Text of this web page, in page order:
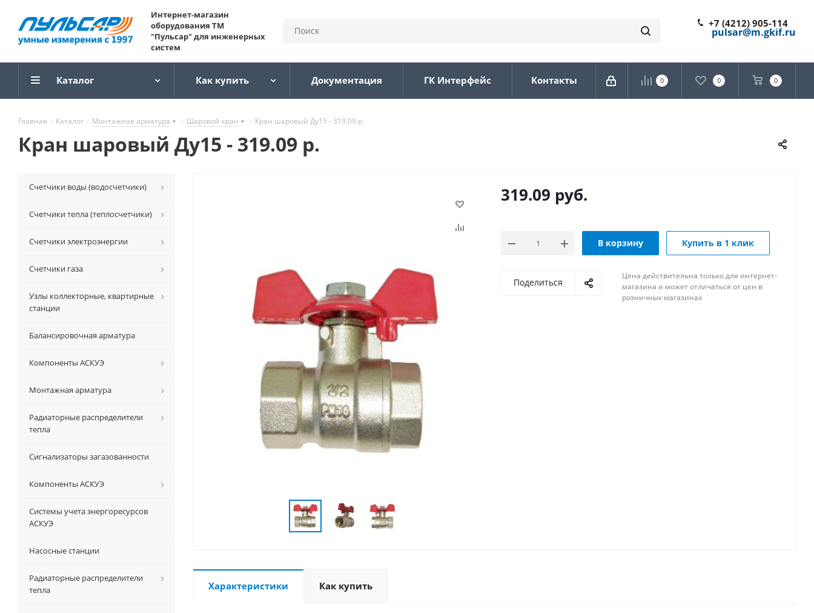
Интернет-магазин
оборудования ТМ
"Пульсар" для инженерных
систем
+7 (4212) 905-114
pulsar@m.gkif.ru
0 0 0
Каталог Как купить Документация ГК Интерфейс Контакты
Главная - Каталог - Монтажная арматура - Шаровой кран - Кран шаровый Ду15 - 319.09 р.
Кран шаровый Ду15 - 319.09 р.
319.09 руб.
В корзину Купить в 1 клик
Поделиться
Цена действительна только для интернет-
магазина и может отличаться от цен в
розничных магазинах
Характеристики Как купить
Счетчики воды (водосчетчики)
Счетчики тепла (теплосчетчики)
Счетчики электроэнергии
Счетчики газа
Узлы коллекторные, квартирные
станции
Балансировочная арматура
Компоненты АСКУЭ
Монтажная арматура
Радиаторные распределители
тепла
Сигнализаторы загазованности
Компоненты АСКУЭ
Системы учета энергоресурсов
АСКУЭ
Насосные станции
Радиаторные распределители
тепла